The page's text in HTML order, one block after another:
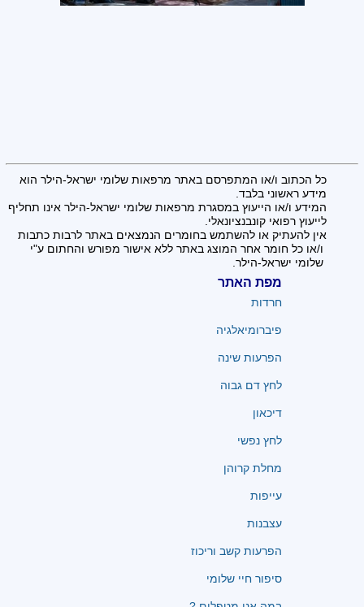
כל הכתוב ו/או המתפרסם באתר מרפאות שלומי ישראל-הילר הוא
מידע ראשוני בלבד.
המידע ו/או הייעוץ במסגרת מרפאות שלומי ישראל-הילר אינו תחליף
לייעוץ רפואי קונבנציונאלי.
אין להעתיק או להשתמש בחומרים הנמצאים באתר לרבות כתבות
ו/או כל חומר אחר המוצג באתר ללא אישור מפורש והחתום ע"י
שלומי ישראל-הילר.
מפת האתר
חרדות
פיברומיאלגיה
הפרעות שינה
לחץ דם גבוה
דיכאון
לחץ נפשי
מחלת קרוהן
עייפות
עצבנות
הפרעות קשב וריכוז
סיפור חיי שלומי